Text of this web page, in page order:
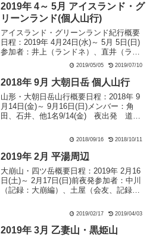
2019年 4～ 5月 アイスランド・グ
リーンランド(個人山行)
アイスランド・グリーンランド紀行概要
日程：2019年 4月24日(水)～ 5月 5日(日)
参加者：井上（ランドネ）、直井（ラン
ドネOB）、川久保（ランドネOB）、濱
ラブ）、木津（みずなら山の会）、小川
2019/05/05 2019/07/10
2018年 9月 大朝日岳 個人山行
山形・大朝日岳山行概要日程：2018年 9
月14日(金)～ 9月16日(日)メンバー：角
田、石井、他1名9/14(金) 夜出発 道の
ュラリストの家～二俣～中ツル尾根～大
朝日岳山頂～大朝日岳山頂避難...
2018/09/16 2018/10/11
2019年 2月 平湯周辺
大崩山・四ツ岳概要日程：2019年 2月16
日(土)～ 2月17日(日)前夜発参加者：中川
（記録：大崩編）、土屋（会友、記録：
崩山－15:30牧場 前...
2019/02/17 2019/04/03
2019年 3月 乙妻山・黒姫山